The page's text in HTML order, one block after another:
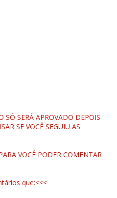
SÓ SERÁ APROVADO DEPOIS
SE VOCÊ SEGUIU AS
VOCÊ PODER COMENTAR
que:<<<